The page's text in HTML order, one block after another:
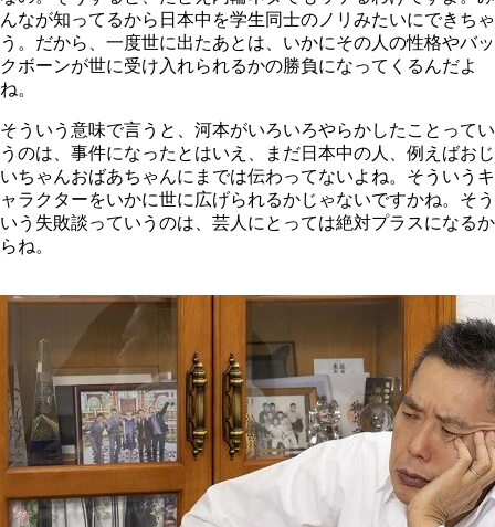
んなが知ってるから日本中を学生同士のノリみたいにできちゃ
う。だから、一度世に出たあとは、いかにその人の性格やバッ
クボーンが世に受け入れられるかの勝負になってくるんだよ
ね。
そういう意味で言うと、河本がいろいろやらかしたことってい
うのは、事件になったとはいえ、まだ日本中の人、例えばおじ
いちゃんおばあちゃんにまでは伝わってないよね。そういうキ
ャラクターをいかに世に広げられるかじゃないですかね。そう
いう失敗談っていうのは、芸人にとっては絶対プラスになるか
らね。